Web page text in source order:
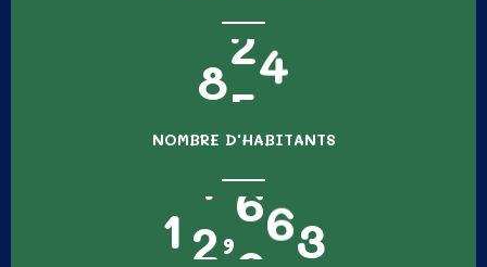
854
NOMBRE D'HABITANTS
1 2,000